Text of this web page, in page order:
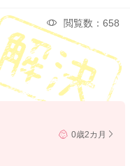
閲覧数：658
0歳2カ月